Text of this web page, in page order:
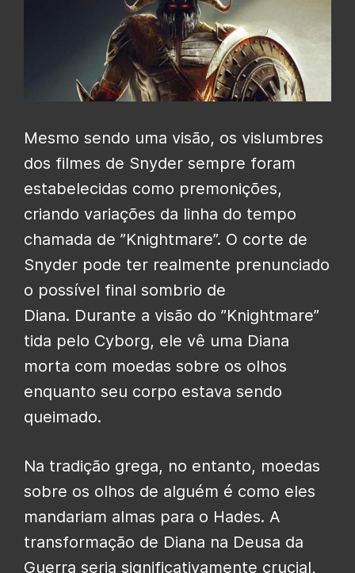
Mesmo sendo uma visão, os vislumbres
dos filmes de Snyder sempre foram
estabelecidas como premonições,
criando variações da linha do tempo
chamada de ”Knightmare”. O corte de
Snyder pode ter realmente prenunciado
o possível final sombrio de
Diana. Durante a visão do ”Knightmare”
tida pelo Cyborg, ele vê uma Diana
morta com moedas sobre os olhos
enquanto seu corpo estava sendo
queimado.
Na tradição grega, no entanto, moedas
sobre os olhos de alguém é como eles
mandariam almas para o Hades. A
transformação de Diana na Deusa da
Guerra seria significativamente crucial,